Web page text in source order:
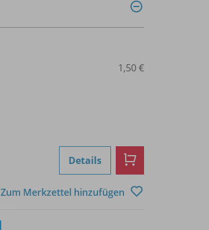
1,50 €
Details
Zum Merkzettel hinzufügen